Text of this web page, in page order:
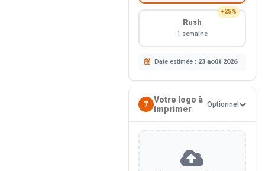
+25%
Rush
1 semaine
Date estimée : 23 août 2026
7
Votre logo à
imprimer
Optionnel